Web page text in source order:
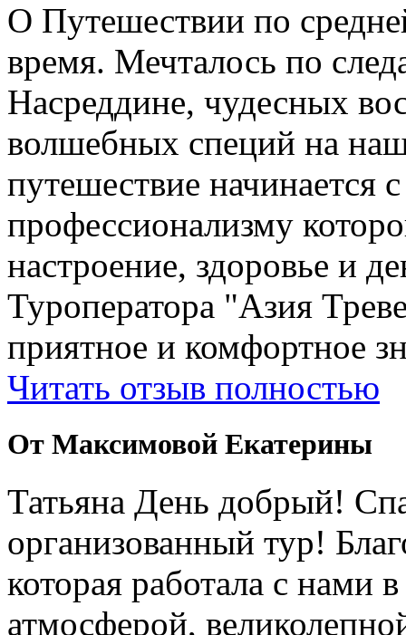
О Путешествии по
время. Мечталось по
Насреддине, чудесных
волшебных специй на
путешествие
профессионализму
настроение, здоровье и
Туроператора "Азия
приятное и комфортное
Читать отзыв полностью
От Максимовой Екатерины
Татьяна День добрый!
организованный тур!
которая работала с нами
атмосферой,